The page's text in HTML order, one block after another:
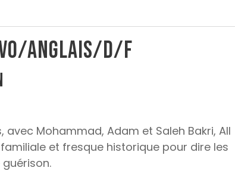
anglais/d/f
Mohammad, Adam et Saleh Bakri, All
et fresque historique pour dire les